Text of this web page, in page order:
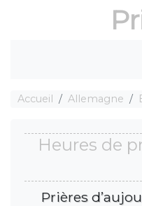
Accueil Allemagne
Heures de
Prières